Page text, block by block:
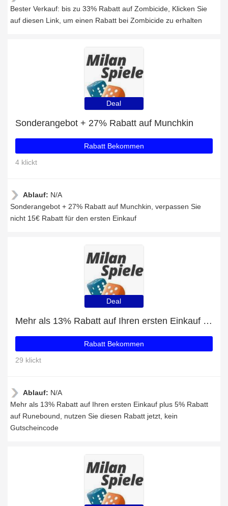
Bester Verkauf: bis zu 33% Rabatt auf Zombicide, Klicken Sie
auf diesen Link, um einen Rabatt bei Zombicide zu erhalten
Deal
Sonderangebot + 27% Rabatt auf Munchkin
Rabatt Bekommen
4 klickt
Ablauf: N/A
Sonderangebot + 27% Rabatt auf Munchkin, verpassen Sie
nicht 15€ Rabatt für den ersten Einkauf
Deal
Mehr als 13% Rabatt auf Ihren ersten Einkauf plus 5% Rabatt auf Runebound
Rabatt Bekommen
29 klickt
Ablauf: N/A
Mehr als 13% Rabatt auf Ihren ersten Einkauf plus 5% Rabatt
auf Runebound, nutzen Sie diesen Rabatt jetzt, kein
Gutscheincode